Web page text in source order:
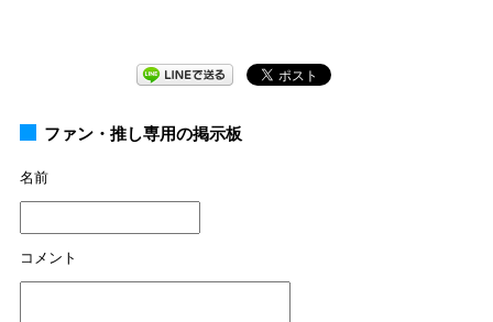
ファン・推し専用の掲示板
名前
コメント